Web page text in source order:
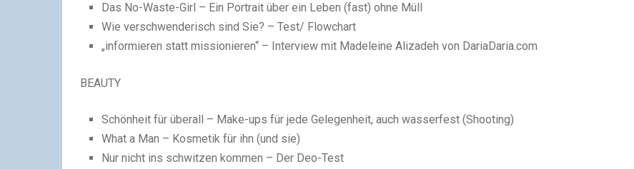
Das No-Waste-Girl – Ein Portrait über ein Leben (fast) ohne Müll
Wie verschwenderisch sind Sie? – Test/ Flowchart
„informieren statt missionieren“ – Interview mit Madeleine Alizadeh von DariaDaria.com
BEAUTY
Schönheit für überall – Make-ups für jede Gelegenheit, auch wasserfest (Shooting)
What a Man – Kosmetik für ihn (und sie)
Nur nicht ins schwitzen kommen – Der Deo-Test